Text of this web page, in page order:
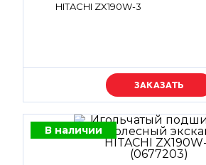
HITACHI ZX190W-3
Уточняйте цену
В наличии